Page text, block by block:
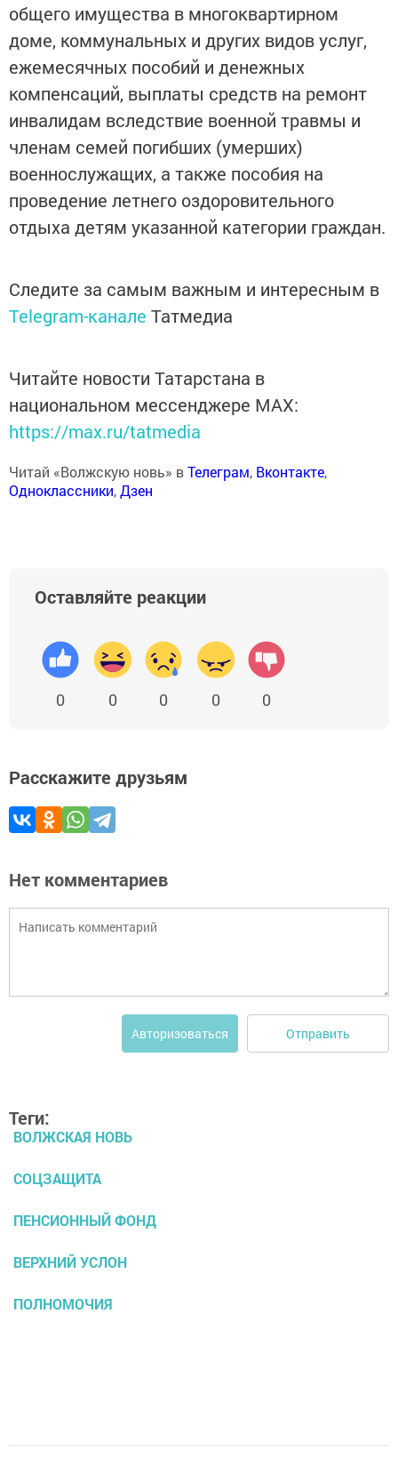
общего имущества в многоквартирном
доме, коммунальных и других видов услуг,
ежемесячных пособий и денежных
компенсаций, выплаты средств на ремонт
инвалидам вследствие военной травмы и
членам семей погибших (умерших)
военнослужащих, а также пособия на
проведение летнего оздоровительного
отдыха детям указанной категории граждан.
Следите за самым важным и интересным в
Telegram-канале Татмедиа
Читайте новости Татарстана в
национальном мессенджере MАХ:
https://max.ru/tatmedia
Читай «Волжскую новь» вТелеграм, Вконтакте,
Одноклассники,Дзен
Оставляйте реакции
0 0 0 0 0
Расскажите друзьям
Нет комментариев
Авторизоваться Отправить
Теги:
ВОЛЖСКАЯ НОВЬ
СОЦЗАЩИТА
ПЕНСИОННЫЙ ФОНД
ВЕРХНИЙ УСЛОН
ПОЛНОМОЧИЯ